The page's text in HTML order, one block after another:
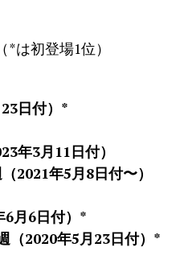
は初登場1位）
日付）*
年3月11日付）
2021年5月8日付〜）
6月6日付）*
（2020年5月23日付）*